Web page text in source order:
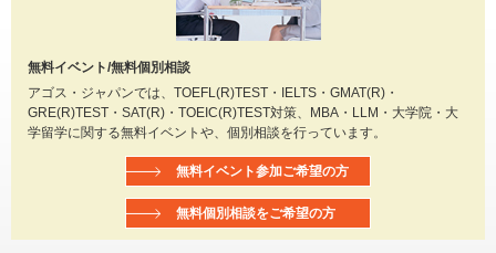
無料イベント/無料個別相談
アゴス・ジャパンでは、TOEFL(R)TEST・IELTS・GMAT(R)・
GRE(R)TEST・SAT(R)・TOEIC(R)TEST対策、MBA・LLM・大学院・大
学留学に関する無料イベントや、個別相談を行っています。
無料イベント参加ご希望の方
無料個別相談をご希望の方